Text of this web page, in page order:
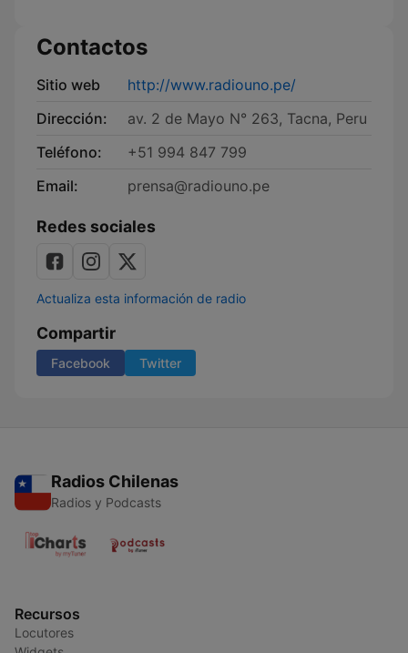
Contactos
Sitio web
http://www.radiouno.pe/
Dirección:
av. 2 de Mayo N° 263, Tacna, Peru
Teléfono:
+51 994 847 799
Email:
prensa@radiouno.pe
Redes sociales
Actualiza esta información de radio
Compartir
Facebook Twitter
Radios Chilenas
Radios y Podcasts
Recursos
Locutores